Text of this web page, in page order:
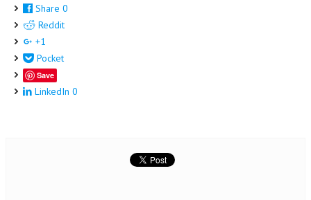
Share 0
Reddit
+1
Pocket
Save
LinkedIn 0